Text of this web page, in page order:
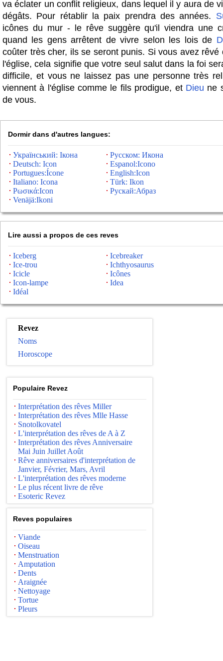
va éclater un conflit religieux, dans lequel il y aura de
dégâts. Pour rétablir la paix prendra des années.
icônes du mur - le rêve suggère qu'il viendra une
quand les gens arrêtent de vivre selon les lois de
coûter très cher, ils se seront punis. Si vous avez rêvé
l'église, cela signifie que votre seul salut dans la foi
difficile, et vous ne laissez pas une personne très
viennent à l'église comme le fils prodigue, et Dieu ne
de vous.
Dormir dans d'autres langues:
Український: Ікона
Русском: Икона
Deutsch: Icon
Espanol:Icono
Portugues:Ícone
English:Icon
Italiano: Icona
Türk: Ikon
Ρωσικά:Icon
Рускай:Абраз
Venäjä:Ikoni
Lire aussi a propos de ces reves
Iceberg
Icebreaker
Ice-trou
Ichthyosaurus
Icicle
Icônes
Icon-lampe
Idea
Idéal
Revez
Noms
Horoscope
Populaire Revez
Interprétation des rêves Miller
Interprétation des rêves Mlle Hasse
Snotolkovatel
L'interprétation des rêves de A à Z
Interprétation des rêves Anniversaire
Mai Juin Juillet Août
Rêve anniversaires d'interprétation de
Janvier, Février, Mars, Avril
L'interprétation des rêves moderne
Le plus récent livre de rêve
Esoteric Revez
Reves populaires
Viande
Oiseau
Menstruation
Amputation
Dents
Araignée
Nettoyage
Tortue
Pleurs